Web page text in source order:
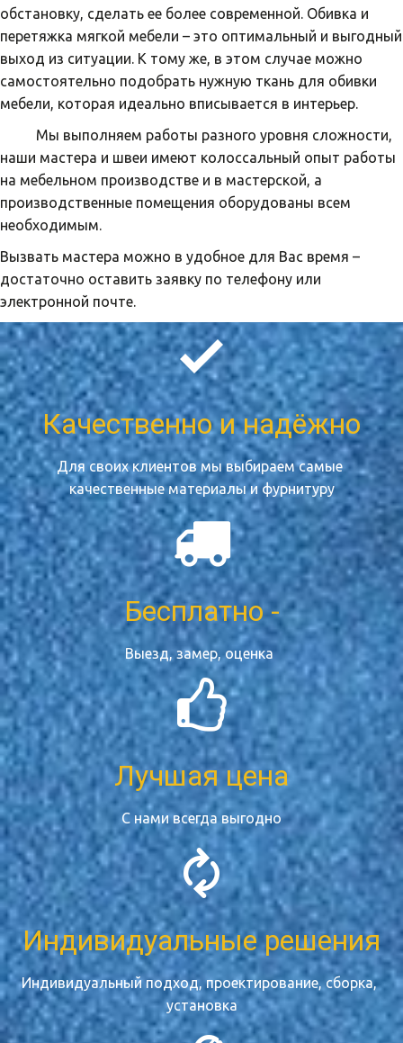
Ремонт способен вернуть
прекрасный и эстетичный
внешний вид мебели.
ЗАКАЗАТЬ
Мебель под заказ
от Александра Резчикова
Изготовим любую.
Индивидульно для Вас .
ЗАКАЗАТЬ
обстановку, сделать ее более современной. Обивка и
перетяжка мягкой мебели – это оптимальный и выгодный
выход из ситуации. К тому же, в этом случае можно
самостоятельно подобрать нужную ткань для обивки
мебели, которая идеально вписывается в интерьер.
наши мастера и швеи имеют колоссальный опыт работы
на мебельном производстве и в мастерской, а
производственные помещения оборудованы всем
необходимым.
Вызвать мастера можно в удобное для Вас время –
достаточно оставить заявку по телефону или
электронной почте.
Качественно и надёжно
Для своих клиентов мы выбираем самые
качественные материалы и фурнитуру
Бесплатно -
Выезд, замер, оценка
Лучшая цена
С нами всегда выгодно
Индивидуальные решения
Индивидуальный подход, проектирование, сборка,
установка